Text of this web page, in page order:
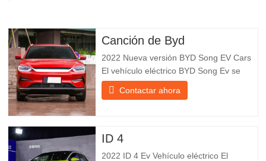
Canción de Byd
2022 Nueva versión BYD Song EV Cars
El vehículo eléctrico BYD Song Ev se
centra en la experiencia del cliente y el
desarrollo de productos para satisfacer la
populares. BYD Song Ev Electric Vehicle
Contactar ahora
ID 4
2022 ID 4 Ev Vehículo eléctrico El